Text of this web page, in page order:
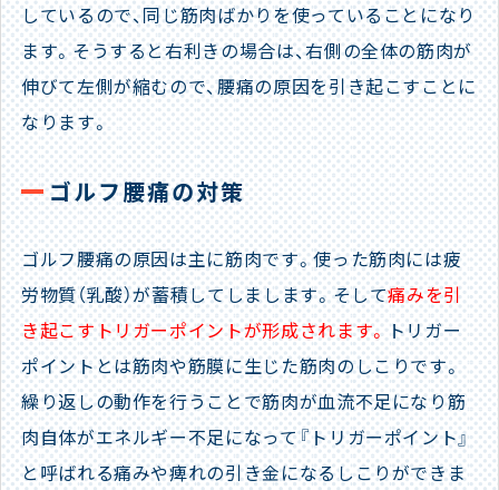
しているので、同じ筋肉ばかりを使っていることになり
ます。そうすると右利きの場合は、右側の全体の筋肉が
伸びて左側が縮むので、腰痛の原因を引き起こすことに
なります。
ゴルフ腰痛の対策
ゴルフ腰痛の原因は主に筋肉です。使った筋肉には疲
労物質（乳酸）が蓄積してしまします。そして痛みを引
き起こすトリガーポイントが形成されます。トリガー
ポイントとは筋肉や筋膜に生じた筋肉のしこりです。
繰り返しの動作を行うことで筋肉が血流不足になり筋
肉自体がエネルギー不足になって『トリガーポイント』
と呼ばれる痛みや痺れの引き金になるしこりができま